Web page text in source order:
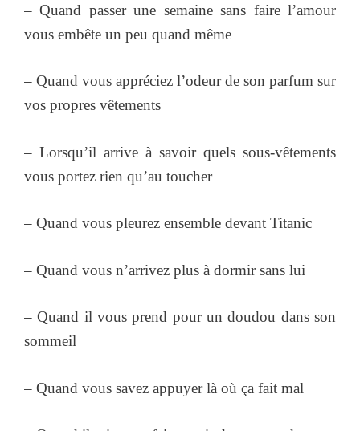
– Quand passer une semaine sans faire l’amour
vous embête un peu quand même
– Quand vous appréciez l’odeur de son parfum sur
vos propres vêtements
– Lorsqu’il arrive à savoir quels sous-vêtements
vous portez rien qu’au toucher
– Quand vous pleurez ensemble devant Titanic
– Quand vous n’arrivez plus à dormir sans lui
– Quand il vous prend pour un doudou dans son
sommeil
– Quand vous savez appuyer là où ça fait mal